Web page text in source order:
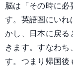
脳は「その時に必
す。英語圏にいれ
かし、日本に戻る
きます。すなわ
す。つまり帰国後